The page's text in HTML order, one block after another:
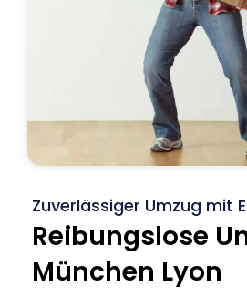
Zuverlässiger Umzug mit
Reibungslose
München Lyon